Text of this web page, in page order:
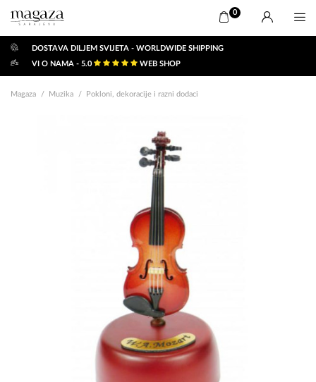
0
DOSTAVA DILJEM SVIJETA - WORLDWIDE SHIPPING
VI O NAMA - 5.0
WEB SHOP
Magaza Muzika Pokloni, dekoracije i razni dodaci